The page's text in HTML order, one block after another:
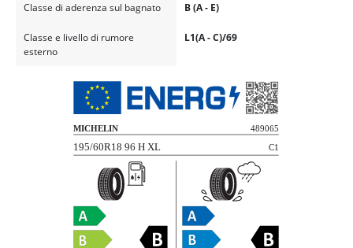
Classe di aderenza sul bagnato B (A - E)
Classe e livello di rumore
esterno
L1(A - C)/69